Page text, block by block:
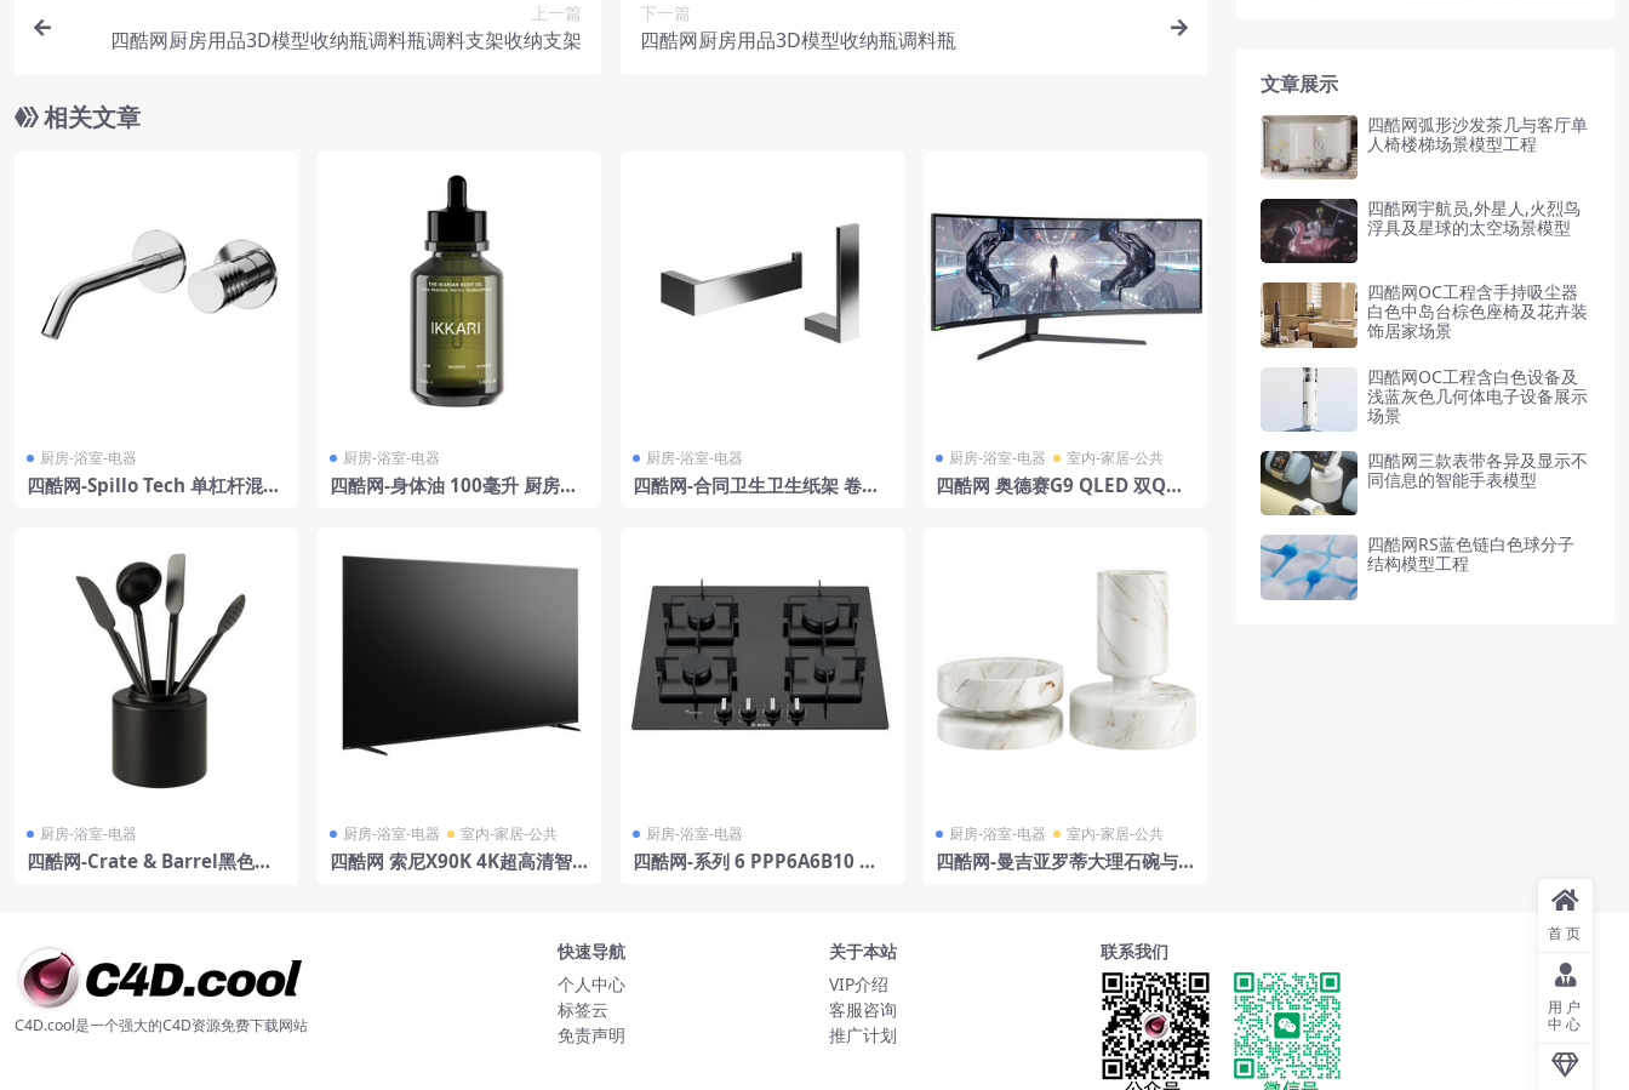
上一篇
四酷网厨房用品3D模型收纳瓶调料瓶调料支架收纳支架
下一篇
四酷网厨房用品3D模型收纳瓶调料瓶
相关文章
厨房-浴室-电器
四酷网-Spillo Tech 单杠杆混水
厨房-浴室-电器
四酷网-身体油 100毫升 厨房浴
厨房-浴室-电器
四酷网-合同卫生卫生纸架 卷纸
厨房-浴室-电器 室内-家居-公共
四酷网 奥德赛G9 QLED 双QHD
厨房-浴室-电器
四酷网-Crate & Barrel黑色硅
厨房-浴室-电器 室内-家居-公共
四酷网 索尼X90K 4K超高清智
厨房-浴室-电器
四酷网-系列 6 PPP6A6B10 燃
厨房-浴室-电器 室内-家居-公共
四酷网-曼吉亚罗蒂大理石碗与
文章展示
四酷网弧形沙发茶几与客厅单
人椅楼梯场景模型工程
四酷网宇航员,外星人,火烈鸟
浮具及星球的太空场景模型
四酷网OC工程含手持吸尘器
白色中岛台棕色座椅及花卉装
饰居家场景
四酷网OC工程含白色设备及
浅蓝灰色几何体电子设备展示
场景
四酷网三款表带各异及显示不
同信息的智能手表模型
四酷网RS蓝色链白色球分子
结构模型工程
C4D.cool是一个强大的C4D资源免费下载网站
快速导航
个人中心
标签云
免责声明
关于本站
VIP介绍
客服咨询
推广计划
联系我们
首页
用户
中心